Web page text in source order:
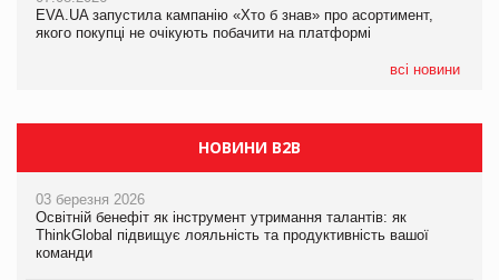
EVA.UA запустила кампанію «Хто б знав» про асортимент,
якого покупці не очікують побачити на платформі
всі новини
EVA.UA запустила кампанію «Хто б знав» про асортимент,
якого покупці не очікують побачити на платформі
НОВИНИ B2B
03 березня 2026
Освітній бенефіт як інструмент утримання талантів: як
ThinkGlobal підвищує лояльність та продуктивність вашої
команди